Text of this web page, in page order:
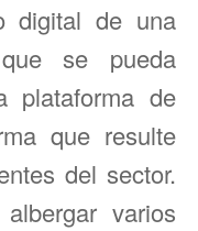
digital de una
se pueda
plataforma de
que resulte
del sector.
varios